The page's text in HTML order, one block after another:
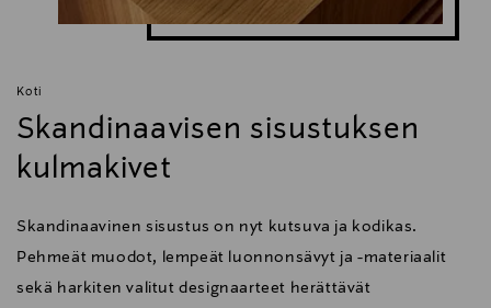
Koti
Skandinaavisen sisustuksen
kulmakivet
Skandinaavinen sisustus on nyt kutsuva ja kodikas.
Pehmeät muodot, lempeät luonnonsävyt ja -materiaalit
sekä harkiten valitut designaarteet herättävät